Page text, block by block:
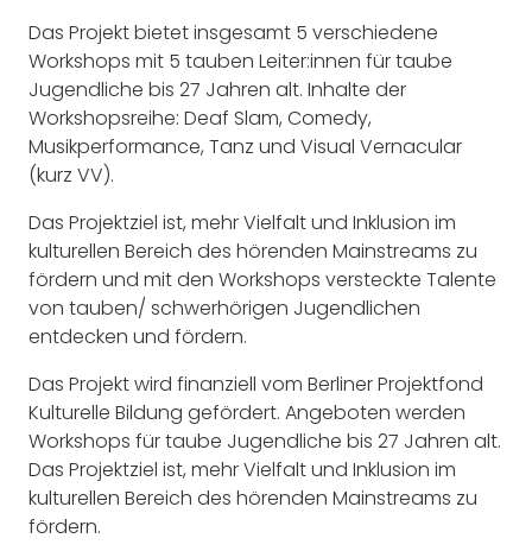
Das Projekt bietet insgesamt 5 verschiedene
Workshops mit 5 tauben Leiter:innen für taube
Jugendliche bis 27 Jahren alt. Inhalte der
Workshopsreihe: Deaf Slam, Comedy,
Musikperformance, Tanz und Visual Vernacular
(kurz VV).
Das Projektziel ist, mehr Vielfalt und Inklusion im
kulturellen Bereich des hörenden Mainstreams zu
fördern und mit den Workshops versteckte Talente
von tauben/ schwerhörigen Jugendlichen
entdecken und fördern.
Das Projekt wird finanziell vom Berliner Projektfond
Kulturelle Bildung gefördert. Angeboten werden
Workshops für taube Jugendliche bis 27 Jahren alt.
Das Projektziel ist, mehr Vielfalt und Inklusion im
kulturellen Bereich des hörenden Mainstreams zu
fördern.